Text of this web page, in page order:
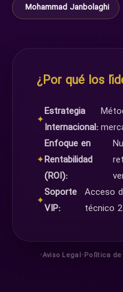
Mohammad Janbolaghi
¿Por qué los
✦
Estrategia
Internacional:
✦
Enfoque en
Rentabilidad
(ROI):
✦
Soporte
VIP:
Acceso
técnico
•Aviso Legal•Política